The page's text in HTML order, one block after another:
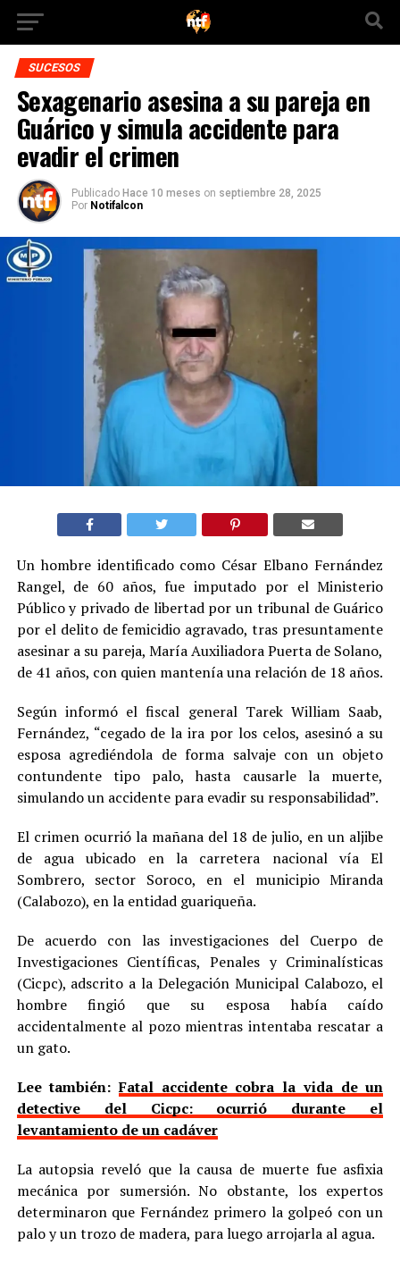
SUCESOS
Sexagenario asesina a su pareja en
Guárico y simula accidente para
evadir el crimen
Publicado Hace 10 meses on septiembre 28, 2025
Por Notifalcon
Un hombre identificado como César Elbano Fernández
Rangel, de 60 años, fue imputado por el Ministerio
Público y privado de libertad por un tribunal de Guárico
por el delito de femicidio agravado, tras presuntamente
asesinar a su pareja, María Auxiliadora Puerta de Solano,
de 41 años, con quien mantenía una relación de 18 años.
Según informó el fiscal general Tarek William Saab,
Fernández, “cegado de la ira por los celos, asesinó a su
esposa agrediéndola de forma salvaje con un objeto
contundente tipo palo, hasta causarle la muerte,
simulando un accidente para evadir su responsabilidad”.
El crimen ocurrió la mañana del 18 de julio, en un aljibe
de agua ubicado en la carretera nacional vía El
Sombrero, sector Soroco, en el municipio Miranda
(Calabozo), en la entidad guariqueña.
De acuerdo con las investigaciones del Cuerpo de
Investigaciones Científicas, Penales y Criminalísticas
(Cicpc), adscrito a la Delegación Municipal Calabozo, el
hombre fingió que su esposa había caído
accidentalmente al pozo mientras intentaba rescatar a
un gato.
Lee también:Fatal accidente cobra la vida de un
detective del Cicpc: ocurrió durante el
levantamiento de un cadáver
La autopsia reveló que la causa de muerte fue asfixia
mecánica por sumersión. No obstante, los expertos
determinaron que Fernández primero la golpeó con un
palo y un trozo de madera, para luego arrojarla al agua.